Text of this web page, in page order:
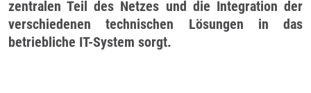
zentralen Teil des Netzes und die Integration der
verschiedenen technischen Lösungen in das
betriebliche IT-System sorgt.